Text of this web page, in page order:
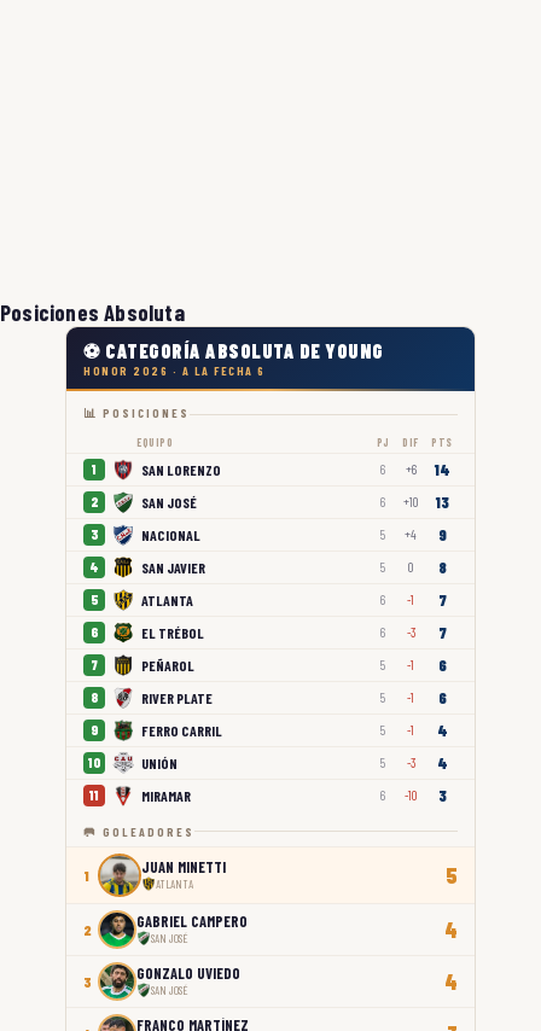
Posiciones Absoluta
⚽ CATEGORÍA ABSOLUTA DE YOUNG
HONOR 2026 · A LA FECHA 6
📊 POSICIONES
EQUIPO PJ DIF PTS
1 SAN LORENZO 6 +6 14
2 SAN JOSÉ 6 +10 13
3 NACIONAL 5 +4 9
4 SAN JAVIER 5 0 8
5 ATLANTA 6 -1 7
6 EL TRÉBOL 6 -3 7
7 PEÑAROL 5 -1 6
8 RIVER PLATE 5 -1 6
9 FERRO CARRIL 5 -1 4
10 UNIÓN 5 -3 4
11 MIRAMAR 6 -10 3
🥅 GOLEADORES
1 JUAN MINETTI
ATLANTA 5
2 GABRIEL CAMPERO
SAN JOSÉ 4
3 GONZALO UVIEDO
SAN JOSÉ 4
FRANCO MARTÍNEZ